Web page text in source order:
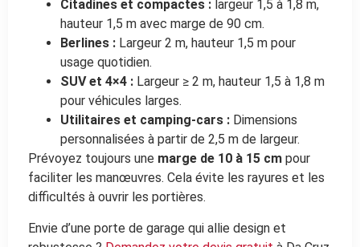
Citadines et compactes : largeur 1,5 à 1,8 m,
hauteur 1,5 m avec marge de 90 cm.
Berlines : Largeur 2 m, hauteur 1,5 m pour
usage quotidien.
SUV et 4×4 : Largeur ≥ 2 m, hauteur 1,5 à 1,8 m
pour véhicules larges.
Utilitaires et camping-cars : Dimensions
personnalisées à partir de 2,5 m de largeur.
Prévoyez toujours une marge de 10 à 15 cm pour
faciliter les manœuvres. Cela évite les rayures et les
difficultés à ouvrir les portières.
Envie d’une porte de garage qui allie design et